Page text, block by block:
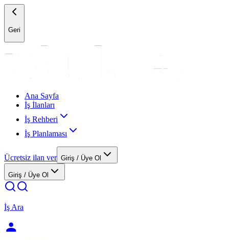
Geri
Ana Sayfa
İş İlanları
İş Rehberi
İş Planlaması
Ücretsiz ilan ver Giriş / Üye Ol
Giriş / Üye Ol
İş Ara